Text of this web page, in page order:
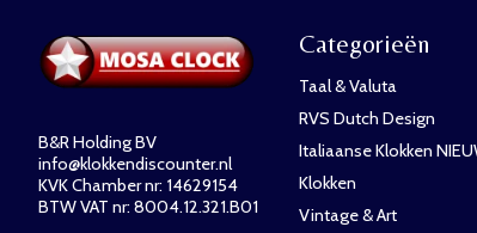
B&R Holding BV
info@klokkendiscounter.nl
KVK Chamber nr: 14629154
BTW VAT nr: 8004.12.321.B01
Categorieën
Taal & Valuta
RVS Dutch Design
Italiaanse Klokken
Klokken
Vintage & Art